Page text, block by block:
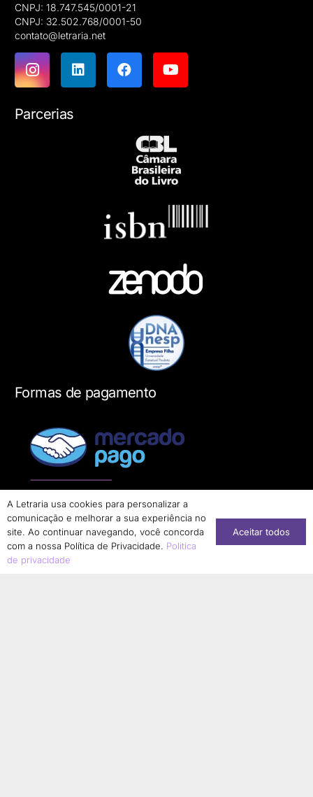
CNPJ: 18.747.545/0001-21
CNPJ: 32.502.768/0001-50
contato@letraria.net
Parcerias
Formas de pagamento
A Letraria usa cookies para personalizar a
comunicação e melhorar a sua experiência no
site. Ao continuar navegando, você concorda
com a nossa Política de Privacidade. Politica
de privacidade
Aceitar todos